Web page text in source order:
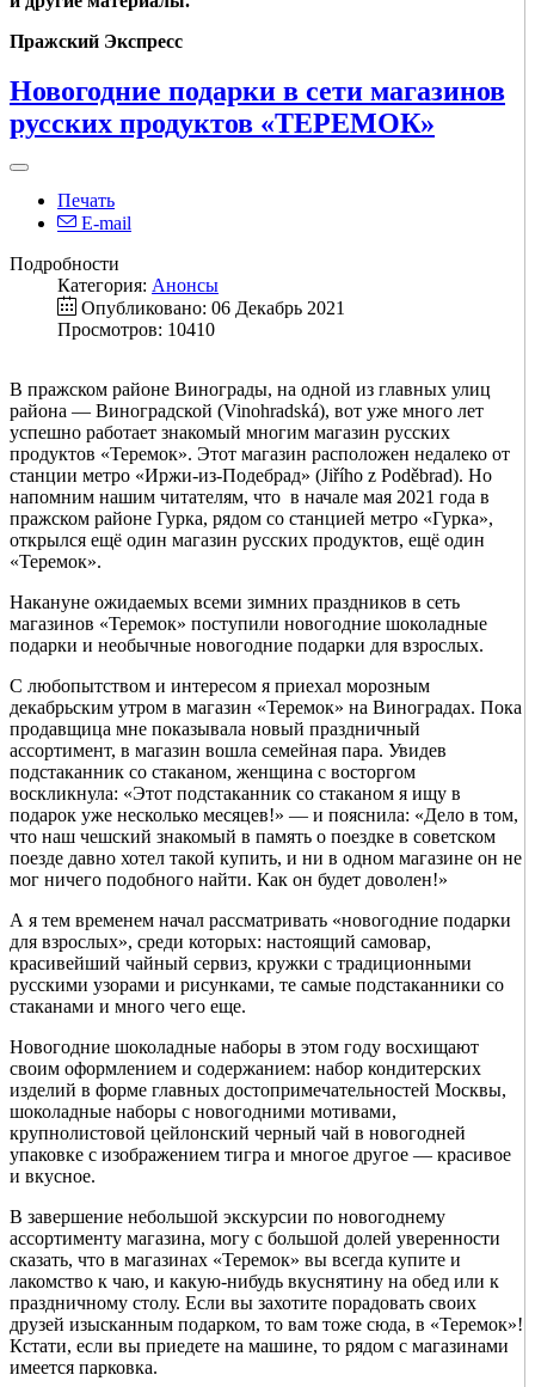
Пражский Экспресс
Новогодние подарки в сети магазинов
русских продуктов «ТЕРЕМОК»
Печать
E-mail
Подробности
Категория: Анонсы
Опубликовано: 06 Декабрь 2021
Просмотров: 10410
В пражском районе Винограды, на одной из главных улиц
района — Виноградской (Vinohradská), вот уже много лет
успешно работает знакомый многим магазин русских
продуктов «Теремок». Этот магазин расположен недалеко от
станции метро «Иржи-из-Подебрад» (Jiřího z Poděbrad). Но
напомним нашим читателям, что в начале мая 2021 года в
пражском районе Гурка, рядом со станцией метро «Гурка»,
открылся ещё один магазин русских продуктов, ещё один
«Теремок».
Накануне ожидаемых всеми зимних праздников в сеть
магазинов «Теремок» поступили новогодние шоколадные
подарки и необычные новогодние подарки для взрослых.
С любопытством и интересом я приехал морозным
декабрьским утром в магазин «Теремок» на Виноградах. Пока
продавщица мне показывала новый праздничный
ассортимент, в магазин вошла семейная пара. Увидев
подстаканник со стаканом, женщина с восторгом
воскликнула: «Этот подстаканник со стаканом я ищу в
подарок уже несколько месяцев!» — и пояснила: «Дело в том,
что наш чешский знакомый в память о поездке в советском
поезде давно хотел такой купить, и ни в одном магазине он не
мог ничего подобного найти. Как он будет доволен!»
А я тем временем начал рассматривать «новогодние подарки
для взрослых», среди которых: настоящий самовар,
красивейший чайный сервиз, кружки с традиционными
русскими узорами и рисунками, те самые подстаканники со
стаканами и много чего еще.
Новогодние шоколадные наборы в этом году восхищают
своим оформлением и содержанием: набор кондитерских
изделий в форме главных достопримечательностей Москвы,
шоколадные наборы с новогодними мотивами,
крупнолистовой цейлонский черный чай в новогодней
упаковке с изображением тигра и многое другое — красивое
и вкусное.
В завершение небольшой экскурсии по новогоднему
ассортименту магазина, могу с большой долей уверенности
сказать, что в магазинах «Теремок» вы всегда купите и
лакомство к чаю, и какую-нибудь вкуснятину на обед или к
праздничному столу. Если вы захотите порадовать своих
друзей изысканным подарком, то вам тоже сюда, в «Теремок»!
Кстати, если вы приедете на машине, то рядом с магазинами
имеется парковка.